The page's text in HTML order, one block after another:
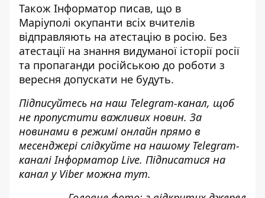
Також Інформатор писав, що в
Маріуполі окупанти всіх вчителів
відправляють на атестацію в росію. Без
атестації на знання видуманої історії росії
та пропаганди російською до роботи з
вересня допускати не будуть.
Підписуйтесь на наш Telegram-канал, щоб
не пропустити важливих новин. За
новинами в режимі онлайн прямо в
месенджері слідкуйте на нашому Telegram-
каналі Інформатор Live. Підписатися на
канал у Viber можна тут.